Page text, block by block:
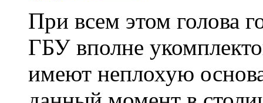
При всем этом голова
ГБУ вполне
имеют неплохую